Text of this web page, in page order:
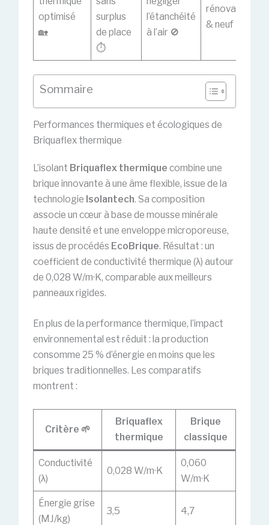
optimisé
🏡
surplus
de place
⏱️
l’étanchéité
à l’air 🚫
rénovation
& neuf 🔄
Sommaire
Performances thermiques et écologiques de
Briquaflex thermique
L’isolant Briquaflex thermique combine une
brique innovante à une âme flexible, issue de la
technologie Isolantech. Sa composition
associe un cœur à base de mousse minérale
haute densité et une enveloppe microporeuse,
issus de procédés EcoBrique. Résultat : un
coefficient de conductivité thermique (λ) autour
de 0,028 W/m·K, comparable aux meilleurs
panneaux rigides.
En plus de la performance thermique, l’impact
environnemental est réduit : la production
consomme 25 % d’énergie en moins que les
briques traditionnelles. Les comparatifs
montrent :
Critère 🌱
Briquaflex
thermique
Brique
classique
Conductivité
(λ)
0,028 W/m·K
0,060
W/m·K
Énergie grise
(MJ/kg)
3,5 4,7